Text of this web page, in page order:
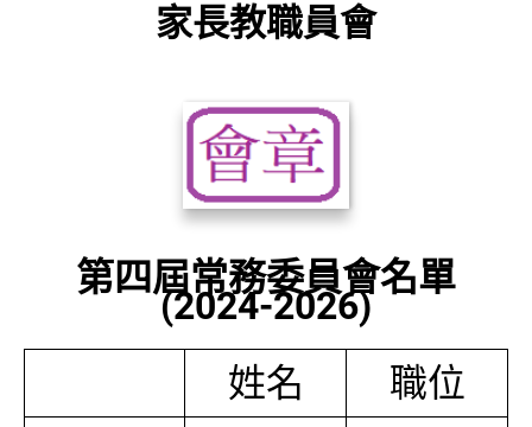
家長教職員會
第四屆常務委員會名單
(2024-2026)
姓名
職位